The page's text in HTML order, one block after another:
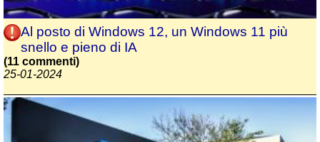
Al posto di Windows 12, un Windows 11 più
snello e pieno di IA
(11 commenti)
25-01-2024